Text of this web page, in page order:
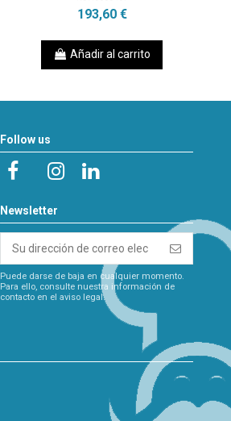
193,60 €
Añadir al carrito
Follow us
Newsletter
Puede darse de baja en cualquier momento.
Para ello, consulte nuestra información de
contacto en el aviso legal.